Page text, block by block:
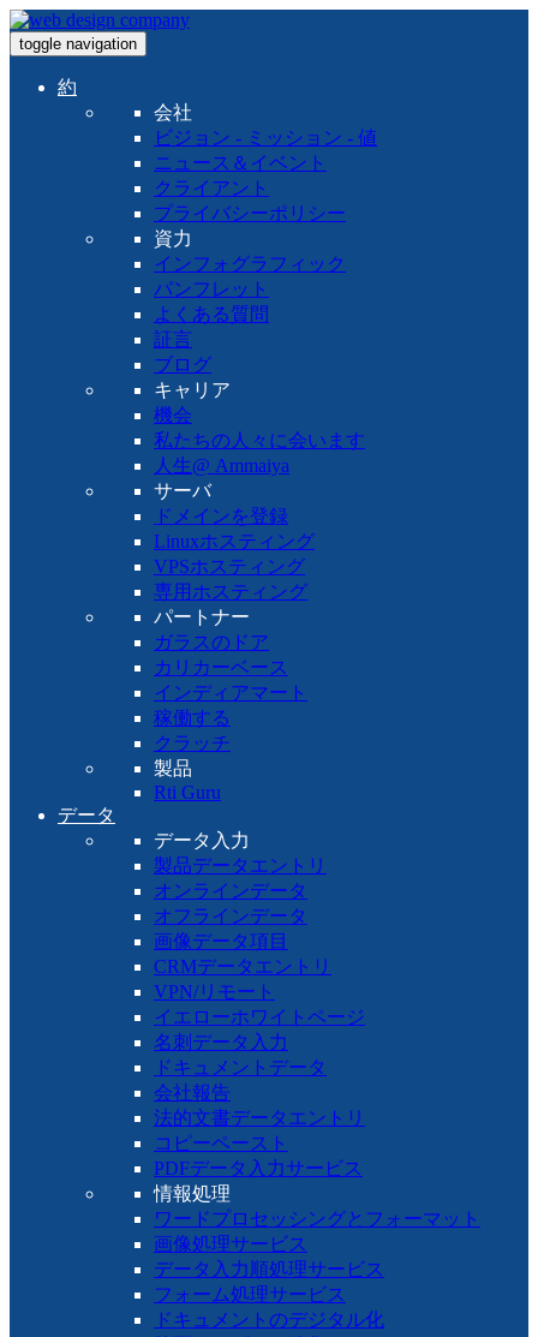
toggle navigation
約
会社
ビジョン - ミッション - 値
ニュース＆イベント
クライアント
プライバシーポリシー
資力
インフォグラフィック
パンフレット
よくある質問
証言
ブログ
キャリア
機会
私たちの人々に会います
人生@ Ammaiya
サーバ
ドメインを登録
Linuxホスティング
VPSホスティング
専用ホスティング
パートナー
ガラスのドア
カリカーベース
インディアマート
稼働する
クラッチ
製品
Rti Guru
データ
データ入力
製品データエントリ
オンラインデータ
オフラインデータ
画像データ項目
CRMデータエントリ
VPN/リモート
イエローホワイトページ
名刺データ入力
ドキュメントデータ
会社報告
法的文書データエントリ
コピーペースト
PDFデータ入力サービス
情報処理
ワードプロセッシングとフォーマット
画像処理サービス
データ入力順処理サービス
フォーム処理サービス
ドキュメントのデジタル化